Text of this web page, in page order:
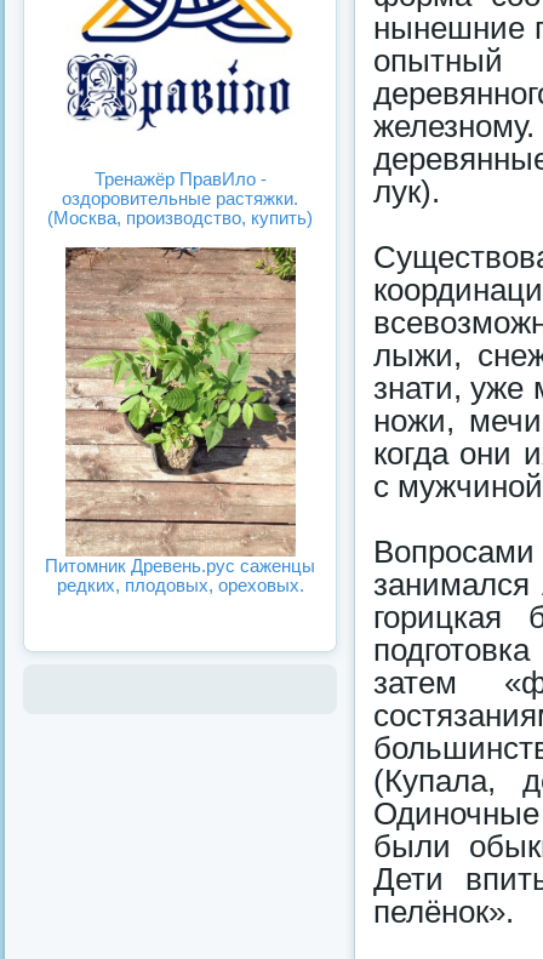
нынешние
опытный
лук).
лыжи,
знати, уже
ножи,
когда они
с
горицкая
затем
(Купала,
были
Дети
пелёнок».
Тренажёр ПравИло -
оздоровительные растяжки.
(Москва, производство, купить)
Питомник Древень.рус саженцы
редких, плодовых, ореховых.